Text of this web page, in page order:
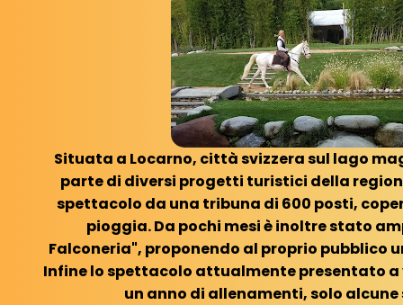
Situata a Locarno, città svizzera sul lago
parte di diversi progetti turistici della
spettacolo da una tribuna di 600 posti,
pioggia. Da pochi mesi è inoltre stato
Falconeria", proponendo al proprio pubblico
Infine lo spettacolo attualmente presentato a
un anno di allenamenti, solo